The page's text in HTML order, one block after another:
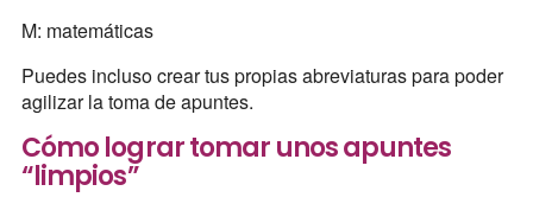
M: matemáticas
Puedes incluso crear tus propias abreviaturas para poder
agilizar la toma de apuntes.
Cómo lograr tomar unos apuntes
“limpios”